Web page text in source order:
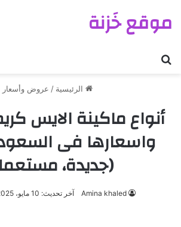
موقع خَزنة
الرئيسية / عروض وأسعار
أنواع ماكينة الايس
(جديدة،
Amina khaled آخر تحديث: 10 مايو، 2025